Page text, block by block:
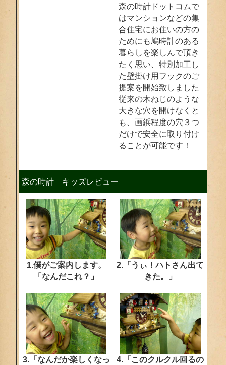
森の時計ドットコムで
はマンションなどの集
合住宅にお住いの方の
ためにも鳩時計のある
暮らしを楽しんで頂き
たく思い、特別加工し
た壁掛け用フックのご
提案を開始致しました
従来の木ねじのような
大きな穴を開けなくと
も、画鋲程度の穴３つ
だけで安全に取り付け
ることが可能です！
森の時計 キッズレビュー
1.僕がご案内します。
「なんだこれ？」
2.「うぃ！ハトさん出て
きた。」
3.「なんだか楽しくなっ
4.「このクルクル回るの